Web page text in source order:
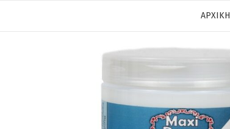
ΑΡΧΙΚΉ